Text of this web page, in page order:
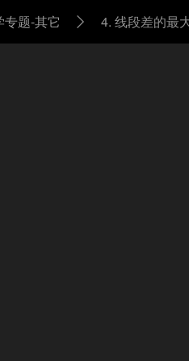
专题-其它  4. 线段差的最